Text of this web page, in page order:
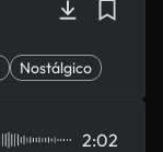
Nostálgico
2:02